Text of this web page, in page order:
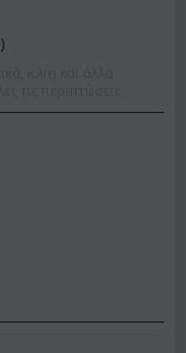
)